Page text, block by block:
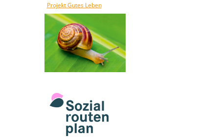
Projekt Gutes Leben